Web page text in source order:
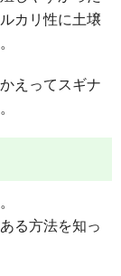
カリ性に土壌
えってスギナ
る方法を知っ